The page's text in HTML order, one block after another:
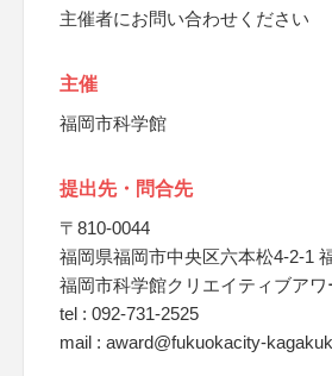
主催者にお問い合わせください
主催
福岡市科学館
提出先・問合先
〒810-0044
福岡県福岡市中央区六本松4-2-1
福岡市科学館クリエイティブア
tel : 092-731-2525
mail : award@fukuokacity-